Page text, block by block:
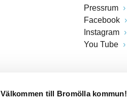
Välkommen till Bromölla kommun!
Pressrum
Facebook
Instagram
You Tube